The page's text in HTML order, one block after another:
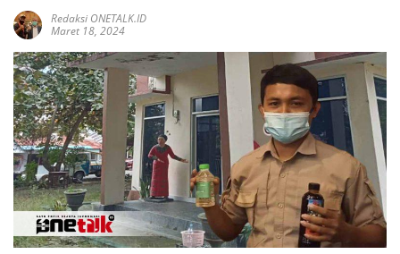
Redaksi ONETALK.ID
Maret 18, 2024